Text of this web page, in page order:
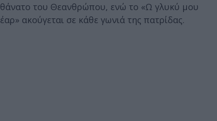
θάνατο του Θεανθρώπου, ενώ το «Ω γλυκύ μου
έαρ» ακούγεται σε κάθε γωνιά της πατρίδας.